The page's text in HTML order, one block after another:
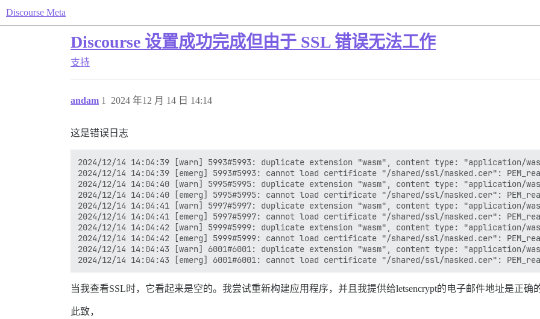
Discourse Meta
Discourse 设置成功完成但由于 SSL 错误无法工作
支持
andam 2024 年12 月 14 日 14:14
1
这是错误日志
2024/12/14 14:04:39 [warn] 5993#5993: duplicate extension "wasm", content type:
2024/12/14 14:04:39 [emerg] 5993#5993: cannot load certificate "/shared/ssl/masked.cer":
2024/12/14 14:04:40 [warn] 5995#5995: duplicate extension "wasm", content type:
2024/12/14 14:04:40 [emerg] 5995#5995: cannot load certificate "/shared/ssl/masked.cer":
2024/12/14 14:04:41 [warn] 5997#5997: duplicate extension "wasm", content type:
2024/12/14 14:04:41 [emerg] 5997#5997: cannot load certificate "/shared/ssl/masked.cer":
2024/12/14 14:04:42 [warn] 5999#5999: duplicate extension "wasm", content type:
2024/12/14 14:04:42 [emerg] 5999#5999: cannot load certificate "/shared/ssl/masked.cer":
2024/12/14 14:04:43 [warn] 6001#6001: duplicate extension "wasm", content type:
当我查看SSL时，它看起来是空的。我尝试重新构建应用程序，并且我提供给letsencrypt的电子邮件地址是正确
此致，